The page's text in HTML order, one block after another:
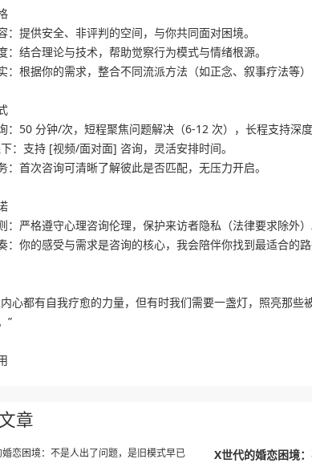
：提供安全、非评判的空间，与你共同面对困境。
：结合理论与技术，帮助觉察行为模式与情绪根源。
：根据你的需求，整合不同流派方法（如正念、叙事疗法等）
：50 分钟/次，短程聚焦问题解决（6-12 次），长程支持深度
：支持 [视频/面对面] 咨询，灵活安排时间。
：首次咨询可清晰了解彼此是否匹配，无压力开启。
：严格遵守心理咨询伦理，保护来访者隐私（法律要求除外）
：你的感受与需求是咨询的核心，我会陪伴你找到最适合的路
心都有自我疗愈的力量，但有时我们需要一盏灯，照亮那
”
章
X世代的婚恋困境